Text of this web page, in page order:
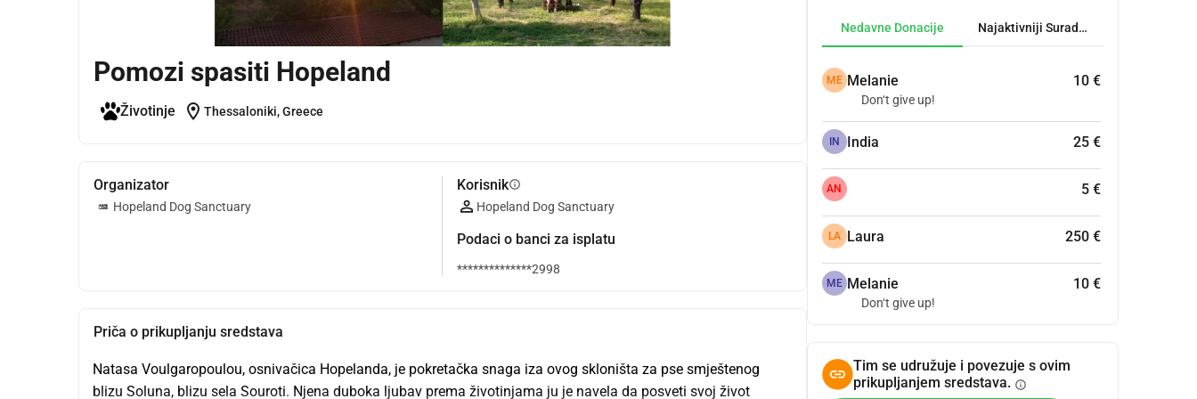
Pomozi spasiti Hopeland
Životinje location_on Thessaloniki, Greece
Organizator
Hopeland Dog Sanctuary
Korisnikinfo
Hopeland Dog Sanctuary
Podaci o banci za isplatu
**************2998
Priča o prikupljanju sredstava
Natasa Voulgaropoulou, osnivačica Hopelanda, je pokretačka snaga iza ovog skloništa za pse smještenog
blizu Soluna, blizu sela Souroti. Njena duboka ljubav prema životinjama ju je navela da posveti svoj život
Nedavne Donacije Najaktivniji Suradnici
ME Melanie 10 €
Don‘t give up!
IN India 25 €
AN 5 €
LA Laura 250 €
ME Melanie 10 €
Don‘t give up!
Tim se udružuje i povezuje s ovim
prikupljanjem sredstava. info